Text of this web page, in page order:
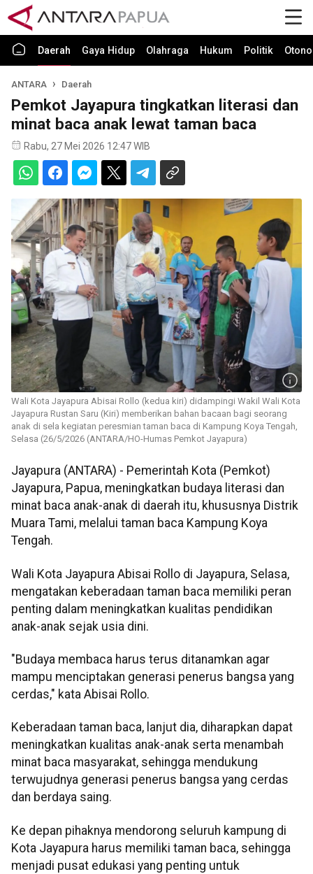
Daerah Gaya Hidup Olahraga Hukum Politik
ANTARA Daerah
Pemkot Jayapura tingkatkan literasi dan
minat baca anak lewat taman baca
Rabu, 27 Mei 2026 12:47 WIB
Wali Kota Jayapura Abisai Rollo (kedua kiri) didampingi Wakil Wali Kota
Jayapura Rustan Saru (Kiri) memberikan bahan bacaan bagi seorang
anak di sela kegiatan peresmian taman baca di Kampung Koya Tengah,
Selasa (26/5/2026 (ANTARA/HO-Humas Pemkot Jayapura)
Jayapura (ANTARA) - Pemerintah Kota (Pemkot)
Jayapura, Papua, meningkatkan budaya literasi dan
minat baca anak-anak di daerah itu, khususnya Distrik
Muara Tami, melalui taman baca Kampung Koya
Tengah.
Wali Kota Jayapura Abisai Rollo di Jayapura, Selasa,
mengatakan keberadaan taman baca memiliki peran
penting dalam meningkatkan kualitas pendidikan
anak-anak sejak usia dini.
"Budaya membaca harus terus ditanamkan agar
mampu menciptakan generasi penerus bangsa yang
cerdas," kata Abisai Rollo.
Keberadaan taman baca, lanjut dia, diharapkan dapat
meningkatkan kualitas anak-anak serta menambah
minat baca masyarakat, sehingga mendukung
terwujudnya generasi penerus bangsa yang cerdas
dan berdaya saing.
Ke depan pihaknya mendorong seluruh kampung di
Kota Jayapura harus memiliki taman baca, sehingga
menjadi pusat edukasi yang penting untuk